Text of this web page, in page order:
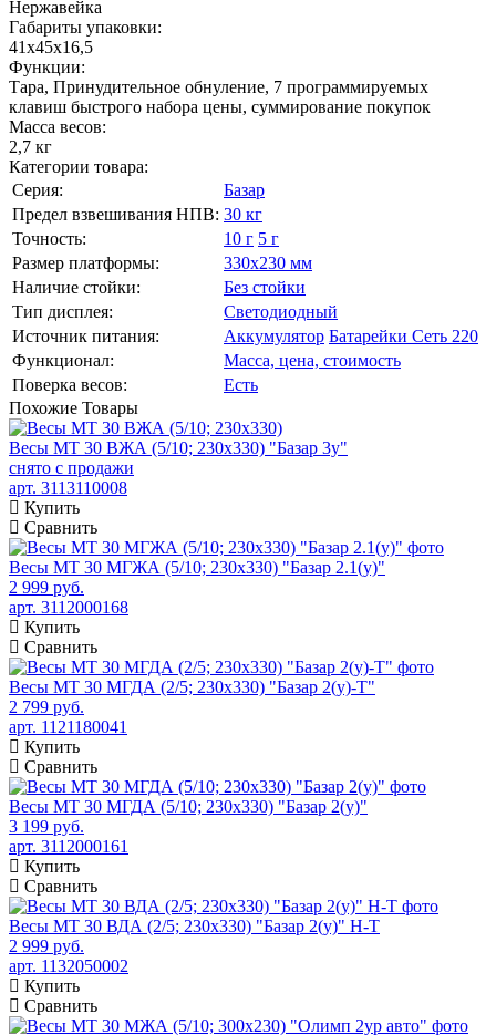
Нержавейка
Габариты упаковки:
41х45х16,5
Функции:
Тара, Принудительное обнуление, 7 программируемых
клавиш быстрого набора цены, суммирование покупок
Масса весов:
2,7 кг
Категории товара:
Серия:
Базар
Предел взвешивания НПВ: 30 кг
Точность:
10 г 5 г
Размер платформы:
330х230 мм
Наличие стойки:
Без стойки
Тип дисплея:
Светодиодный
Источник питания:
Аккумулятор Батарейки Сеть 220
Функционал:
Масса, цена, стоимость
Поверка весов:
Есть
Похожие Товары
Весы МТ 30 ВЖА (5/10; 230х330) "Базар 3у"
снято с продажи
арт. 3113110008
Купить
Сравнить
Весы МТ 30 МГЖА (5/10; 230х330) "Базар 2.1(у)"
2 999 руб.
арт. 3112000168
Купить
Сравнить
Весы МТ 30 МГДА (2/5; 230х330) "Базар 2(у)-Т"
2 799 руб.
арт. 1121180041
Купить
Сравнить
Весы МТ 30 МГДА (5/10; 230х330) "Базар 2(у)"
3 199 руб.
арт. 3112000161
Купить
Сравнить
Весы МТ 30 ВДА (2/5; 230х330) "Базар 2(у)" Н-Т
2 999 руб.
арт. 1132050002
Купить
Сравнить